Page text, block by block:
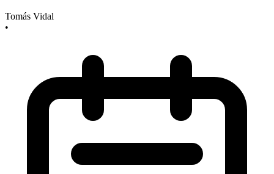
Tomás Vidal
•